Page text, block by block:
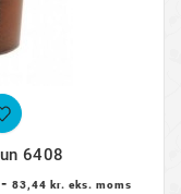
6408
- 83,44 kr. eks. moms